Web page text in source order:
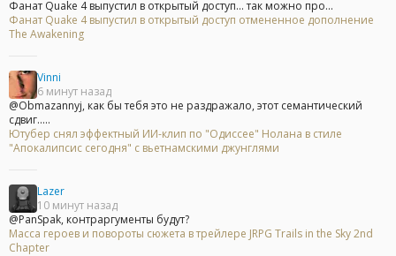
Фанат Quake 4 выпустил в открытый доступ... так можно про...
Фанат Quake 4 выпустил в открытый доступ отмененное дополнение
The Awakening
Vinni
6 минут назад
@Obmazannyj, как бы тебя это не раздражало, этот семантический
сдвиг.....
Ютубер снял эффектный ИИ-клип по "Одиссее" Нолана в стиле
"Апокалипсис сегодня" с вьетнамскими джунглями
Lazer
10 минут назад
@PanSpak, контраргументы будут?
Масса героев и повороты сюжета в трейлере JRPG Trails in the Sky 2nd
Chapter